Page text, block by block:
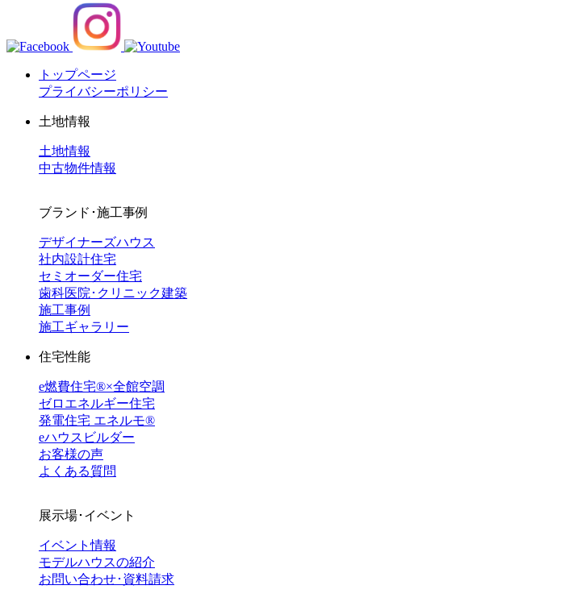
トップページ
プライバシーポリシー
土地情報
土地情報
中古物件情報
ブランド･施工事例
デザイナーズハウス
社内設計住宅
セミオーダー住宅
歯科医院･クリニック建築
施工事例
施工ギャラリー
住宅性能
e燃費住宅®︎×全館空調
ゼロエネルギー住宅
発電住宅 エネルモ®
eハウスビルダー
お客様の声
よくある質問
展示場･イベント
イベント情報
モデルハウスの紹介
お問い合わせ･資料請求